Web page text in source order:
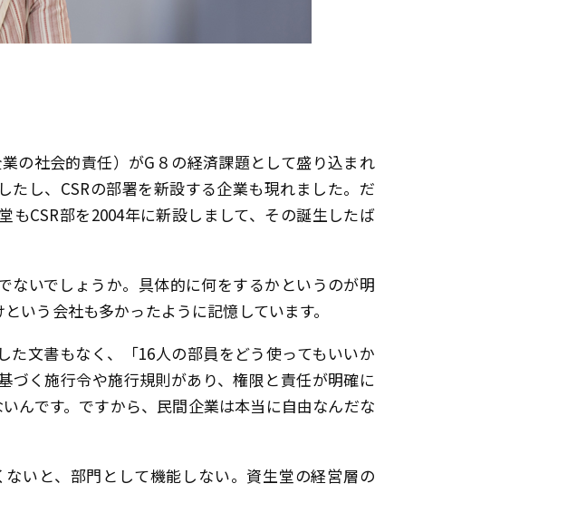
の社会的責任）がG８の経済課題として盛り込まれ
たし、CSRの部署を新設する企業も現れました。だ
もCSR部を2004年に新設しまして、その誕生したば
いでしょうか。具体的に何をするかというのが明
いう会社も多かったように記憶しています。
文書もなく、「16人の部員をどう使ってもいいか
づく施行令や施行規則があり、権限と責任が明確に
んです。ですから、民間企業は本当に自由なんだな
いと、部門として機能しない。資生堂の経営層の